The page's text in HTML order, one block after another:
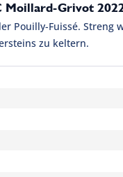
Moillard-Grivot
Pouilly-Fuissé.
zu keltern.